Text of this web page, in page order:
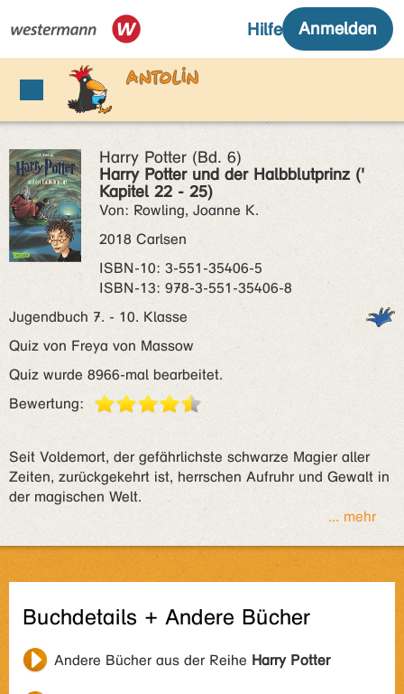
Harry Potter (Bd. 6)
Harry Potter und der Halbblutprinz ('
Kapitel 22 - 25)
Von: Rowling, Joanne K.
2018 Carlsen
ISBN‑10: 3-551-35406-5
ISBN‑13: 978-3-551-35406-8
Jugendbuch 7. - 10. Klasse
Quiz von Freya von Massow
Quiz wurde 8966-mal bearbeitet.
Bewertung:
Seit Voldemort, der gefährlichste schwarze Magier aller
Zeiten, zurückgekehrt ist, herrschen Aufruhr und Gewalt in
der magischen Welt.
... mehr
Buchdetails + Andere Bücher
Andere Bücher aus der Reihe Harry Potter